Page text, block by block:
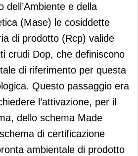
dell’Ambiente e della
(Mase) le cosiddette
di prodotto (Rcp) valide
crudi Dop, che definiscono
di riferimento per questa
Questo passaggio era
l’attivazione, per il
dello schema Made
di certificazione
ambientale di prodotto